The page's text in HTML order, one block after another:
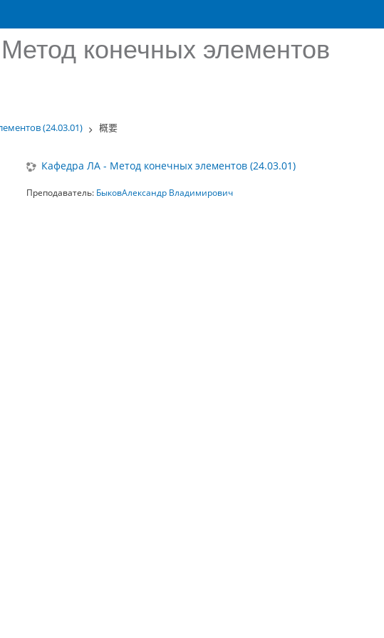
конечных элементов
(24.03.01) 概要
Кафедра ЛА - Метод конечных элементов (24.03.01)
Преподаватель: БыковАлександр Владимирович